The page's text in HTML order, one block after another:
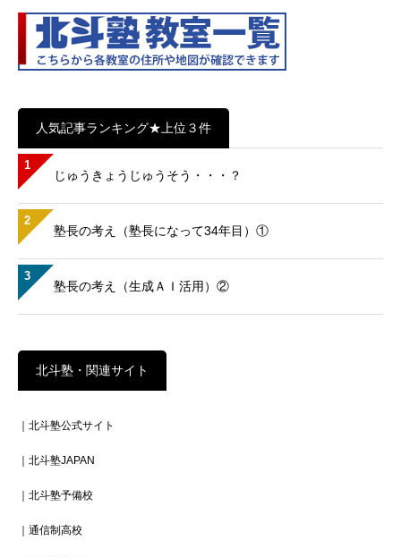
人気記事ランキング★上位３件
1
じゅうきょうじゅうそう・・・？
2
塾長の考え（塾長になって34年目）①
3
塾長の考え（生成ＡＩ活用）②
北斗塾・関連サイト
｜北斗塾公式サイト
｜北斗塾JAPAN
｜北斗塾予備校
｜通信制高校